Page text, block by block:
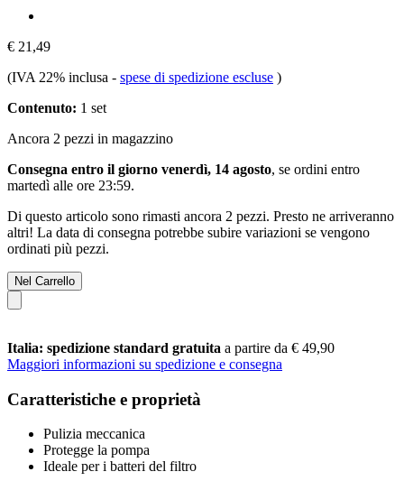
€ 21,49
(IVA 22% inclusa - spese di spedizione escluse )
Contenuto: 1 set
Ancora 2 pezzi in magazzino
Consegna entro il giorno venerdì, 14 agosto, se ordini entro
martedì alle ore 23:59.
Di questo articolo sono rimasti ancora 2 pezzi. Presto ne arriveranno
altri! La data di consegna potrebbe subire variazioni se vengono
ordinati più pezzi.
Nel Carrello
Italia: spedizione standard gratuita a partire da € 49,90
Maggiori informazioni su spedizione e consegna
Caratteristiche e proprietà
Pulizia meccanica
Protegge la pompa
Ideale per i batteri del filtro